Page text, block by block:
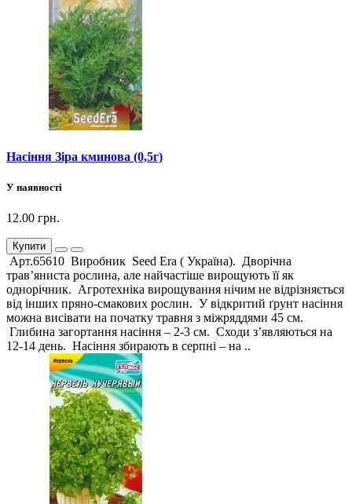
Насіння Зіра кминова (0,5г)
У наявності
12.00 грн.
Купити
Арт.65610 Виробник Seed Era ( Україна). Дворічна
трав’яниста рослина, але найчастіше вирощують її як
однорічник. Агротехніка вирощування нічим не відрізняється
від інших пряно-смакових рослин. У відкритий ґрунт насіння
можна висівати на початку травня з міжряддями 45 см.
Глибина загортання насіння – 2-3 см. Сходи з’являються на
12-14 день. Насіння збирають в серпні – на ..